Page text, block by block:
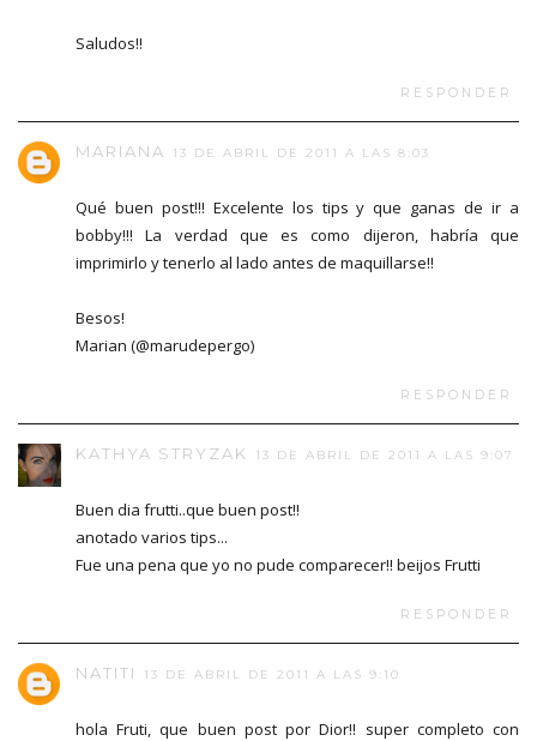
Saludos!!
RESPONDER
MARIANA 13 DE ABRIL DE 2011 A LAS 8:03
Qué buen post!!! Excelente los tips y que ganas de ir a
bobby!!! La verdad que es como dijeron, habría que
imprimirlo y tenerlo al lado antes de maquillarse!!
Besos!
Marian (@marudepergo)
RESPONDER
KATHYA STRYZAK 13 DE ABRIL DE 2011 A LAS 9:07
Buen dia frutti..que buen post!!
anotado varios tips...
Fue una pena que yo no pude comparecer!! beijos Frutti
RESPONDER
NATITI 13 DE ABRIL DE 2011 A LAS 9:10
hola Fruti, que buen post por Dior!! super completo con